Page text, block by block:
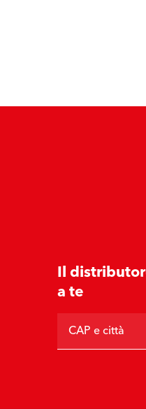
Il
a te
CAP e città